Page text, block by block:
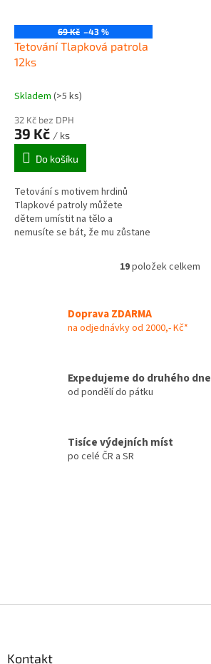
69 Kč –43 %
Tetování Tlapková patrola
12ks
Skladem (>5 ks)
32 Kč bez DPH
39 Kč / ks
Do košíku
Tetování s motivem hrdinů
Tlapkové patroly můžete
dětem umístit na tělo a
nemusíte se bát, že mu zůstane
nějaké době začnou postupně
O
d
p
y
v
19položek celkem
Doprava ZDARMA
na odjednávky od 2000,- Kč*
Expedujeme do druhého dne
od pondělí do pátku
Tisíce výdejních míst
po celé ČR a SR
Kontakt